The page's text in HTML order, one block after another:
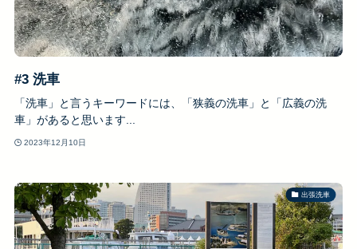
#3 洗車
「洗車」と言うキーワードには、「狭義の洗車」と「広義の洗
車」があると思います...
2023年12月10日
出張洗車